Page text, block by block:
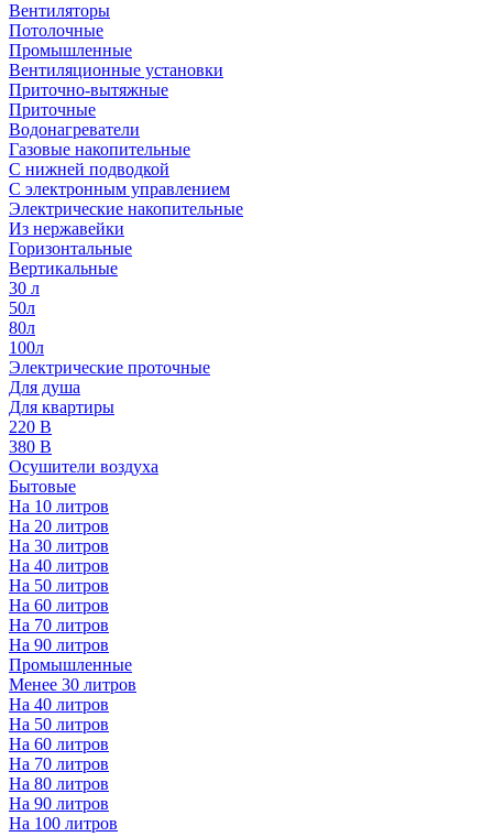
Вентиляторы
Потолочные
Промышленные
Вентиляционные установки
Приточно-вытяжные
Приточные
Водонагреватели
Газовые накопительные
С нижней подводкой
С электронным управлением
Электрические накопительные
Из нержавейки
Горизонтальные
Вертикальные
30 л
50л
80л
100л
Электрические проточные
Для душа
Для квартиры
220 В
380 В
Осушители воздуха
Бытовые
На 10 литров
На 20 литров
На 30 литров
На 40 литров
На 50 литров
На 60 литров
На 70 литров
На 90 литров
Промышленные
Менее 30 литров
На 40 литров
На 50 литров
На 60 литров
На 70 литров
На 80 литров
На 90 литров
На 100 литров